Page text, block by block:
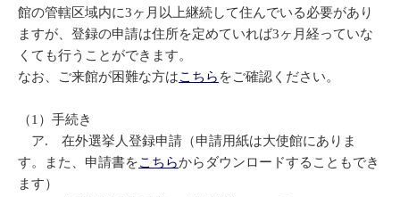
館の管轄区域内に3ヶ月以上継続して住んでいる必要があり
ますが、登録の申請は住所を定めていれば3ヶ月経っていな
くても行うことができます。
なお、ご来館が困難な方はこちら をご確認ください。
（1）手続き
ア. 在外選挙人登録申請（申請用紙は大使館にありま
す。また、申請書をこちらからダウンロードすることもでき
ます）